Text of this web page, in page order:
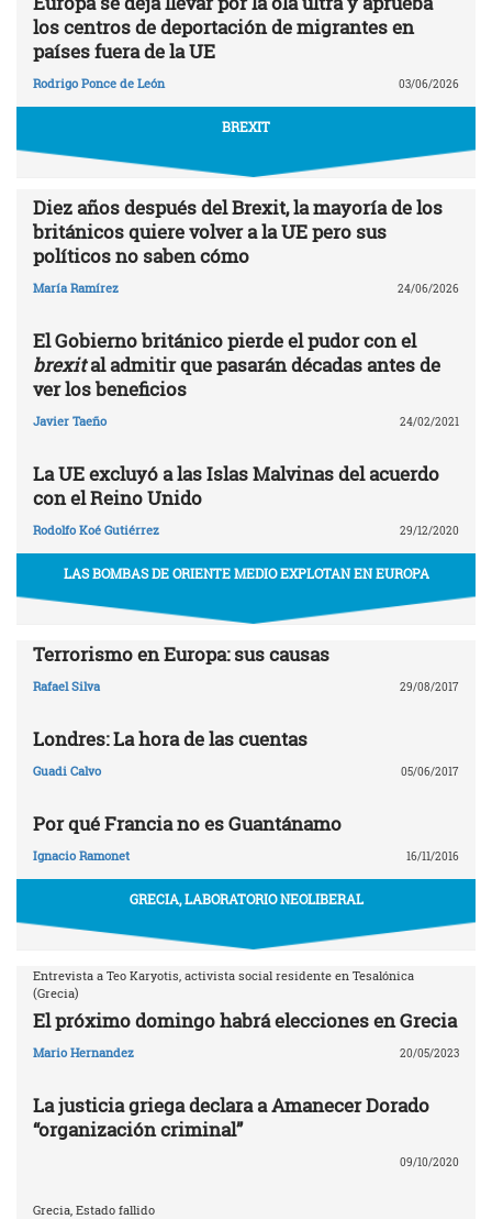
los centros de deportación de migrantes en
países fuera de la UE
Rodrigo Ponce de León 03/06/2026
BREXIT
Diez años después del Brexit, la mayoría de los
británicos quiere volver a la UE pero sus
políticos no saben cómo
María Ramírez 24/06/2026
El Gobierno británico pierde el pudor con el
brexital admitir que pasarán décadas antes de
ver los beneficios
Javier Taeño 24/02/2021
La UE excluyó a las Islas Malvinas del acuerdo
con el Reino Unido
Rodolfo Koé Gutiérrez 29/12/2020
LAS BOMBAS DE ORIENTE MEDIO EXPLOTAN EN EUROPA
Terrorismo en Europa: sus causas
Rafael Silva 29/08/2017
Londres: La hora de las cuentas
Guadi Calvo 05/06/2017
Por qué Francia no es Guantánamo
Ignacio Ramonet 16/11/2016
GRECIA, LABORATORIO NEOLIBERAL
Entrevista a Teo Karyotis, activista social residente en Tesalónica
(Grecia)
El próximo domingo habrá elecciones en Grecia
Mario Hernandez 20/05/2023
La justicia griega declara a Amanecer Dorado
“organización criminal”
09/10/2020
Grecia, Estado fallido